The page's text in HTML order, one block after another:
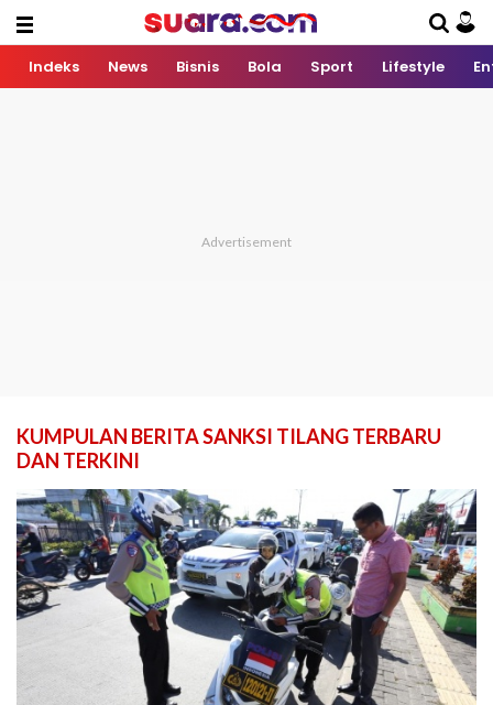
Indeks News Bisnis Bola Sport Lifestyle
KUMPULAN BERITA SANKSI TILANG TERBARU
DAN TERKINI